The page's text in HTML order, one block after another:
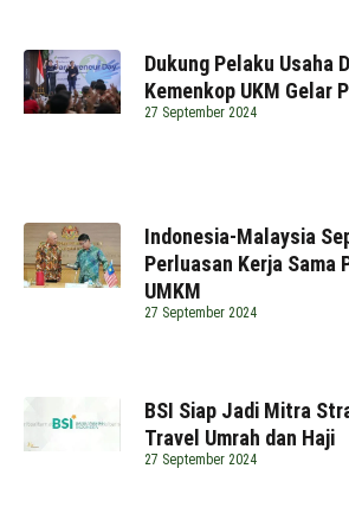
Dukung Pelaku Usaha
Kemenkop UKM Gelar
27 September 2024
Indonesia-Malaysia
Perluasan Kerja Sama
UMKM
27 September 2024
BSI Siap Jadi Mitra
Travel Umrah dan Haji
27 September 2024